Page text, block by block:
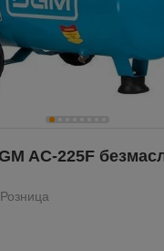
AC-225F
Розница